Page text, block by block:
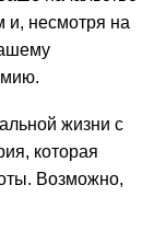
и, несмотря на
жизни с
которая
Возможно,